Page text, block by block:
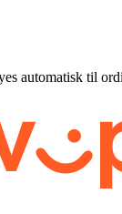
automatisk til